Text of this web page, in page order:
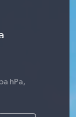
hPa,